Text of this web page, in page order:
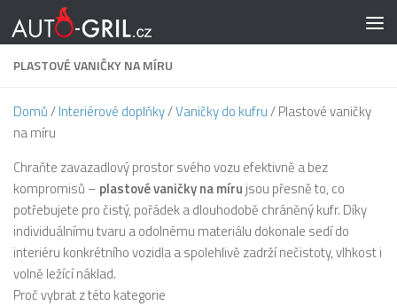
Skip to content
PLASTOVÉ VANIČKY NA MÍRU
Domů/Interiérové doplňky/Vaničky do kufru/ Plastové vaničky
na míru
Chraňte zavazadlový prostor svého vozu efektivně a bez
kompromisů – plastové vaničky na míru jsou přesně to, co
potřebujete pro čistý, pořádek a dlouhodobě chráněný kufr. Díky
individuálnímu tvaru a odolnému materiálu dokonale sedí do
interiéru konkrétního vozidla a spolehlivě zadrží nečistoty, vlhkost i
volně ležící náklad.
Proč vybrat z této kategorie